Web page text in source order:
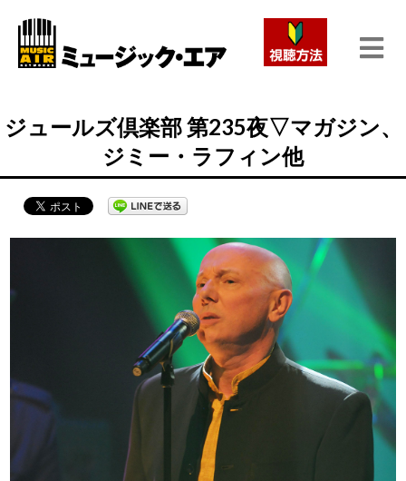
ジュールズ倶楽部 第235夜▽マガジン、
ジミー・ラフィン他